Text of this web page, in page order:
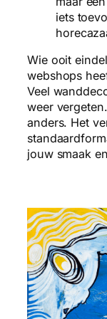
iets
Wie ooit
webshops
Veel
weer
anders. Het
jouw smaak